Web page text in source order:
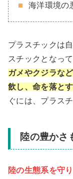
海洋環境の
プラスチックは
スチックとなっ
ガメやクジラな
飲し、命を落と
ぐには、プラス
陸の豊かさ
陸の生態系を守